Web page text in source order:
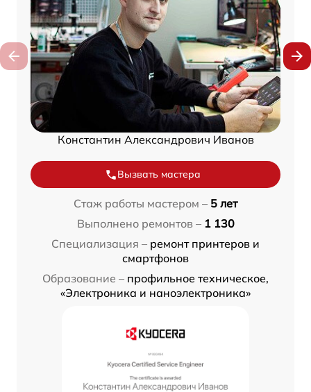
Константин Александрович Иванов
Вызвать мастера
Стаж работы мастером – 5 лет
Выполнено ремонтов – 1 130
Специализация – ремонт принтеров и
смартфонов
Образование – профильное техническое,
«Электроника и наноэлектроника»